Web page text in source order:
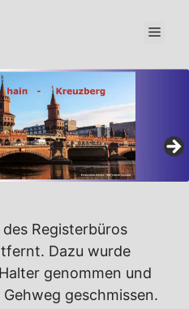
Registerbüros
Dazu wurde
genommen und
geschmissen.